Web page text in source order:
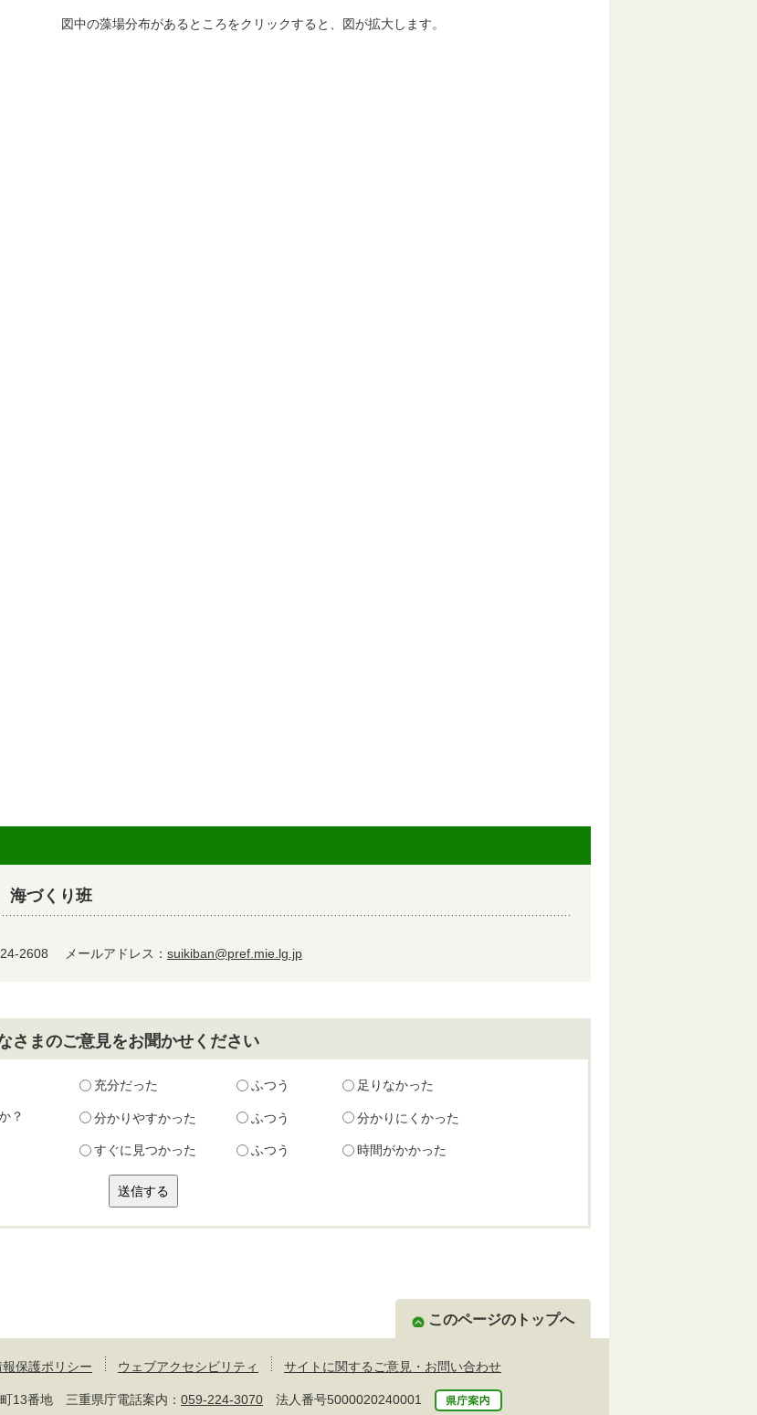
図中の藻場分布があるところをクリックすると、図が拡大します。
づくり班
2608 メールアドレス： suikiban@pref.mie.lg.jp
さまのご意見をお聞かせください
充分だった ふつう 足りなかった
？ 分かりやすかった ふつう 分かりにくかった
すぐに見つかった ふつう 時間がかかった
このページのトップへ
保護ポリシー ウェブアクセシビリティ サイトに関するご意見・お問い合わせ
13番地 三重県庁電話案内： 059-224-3070 法人番号5000020240001